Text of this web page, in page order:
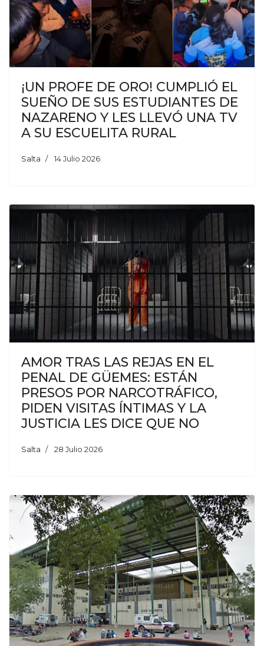
¡UN PROFE DE ORO! CUMPLIÓ EL
SUEÑO DE SUS ESTUDIANTES DE
NAZARENO Y LES LLEVÓ UNA TV
A SU ESCUELITA RURAL
Salta 14 Julio 2026
AMOR TRAS LAS REJAS EN EL
PENAL DE GÜEMES: ESTÁN
PRESOS POR NARCOTRÁFICO,
PIDEN VISITAS ÍNTIMAS Y LA
JUSTICIA LES DICE QUE NO
Salta 28 Julio 2026